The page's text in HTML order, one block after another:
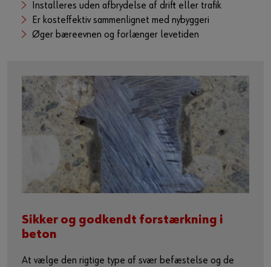
Kun salg til erhvervskunder
Bliv kunde / Opret online bruger
Installeres uden afbrydelse af drift eller trafik
Er kosteffektiv sammenlignet med nybyggeri
Øger bæreevnen og forlænger levetiden
Sikker og godkendt forstærkning i
beton
At vælge den rigtige type af svær befæstelse og de